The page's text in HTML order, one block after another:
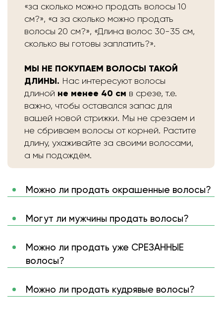
«за сколько можно продать волосы 10
см?», «а за сколько можно продать
волосы 20 см?», «Длина волос 30-35 см,
сколько вы готовы заплатить?».
МЫ НЕ ПОКУПАЕМ ВОЛОСЫ ТАКОЙ
ДЛИНЫ. Нас интересуют волосы
длиной не менее 40 см в срезе, т.е.
важно, чтобы оставался запас для
вашей новой стрижки. Мы не срезаем и
не сбриваем волосы от корней. Растите
длину, ухаживайте за своими волосами,
а мы подождём.
Можно ли продать окрашенные волосы?
Могут ли мужчины продать волосы?
Можно ли продать уже СРЕЗАННЫЕ
волосы?
Можно ли продать кудрявые волосы?